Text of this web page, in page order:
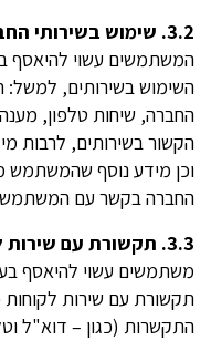
3.2. שימוש בשירותי
המשתמשים עשוי להיאסף
השימוש בשירותים, למשל:
החברה, שיחות טלפון,
הקשור בשירותים, לרבות
וכן מידע נוסף שהמשתמש
החברה בקשר עם
3.3. תקשורת עם שירות
משתמשים עשוי להיאסף
תקשורת עם שירות
התקשרות (כגון – דוא"ל